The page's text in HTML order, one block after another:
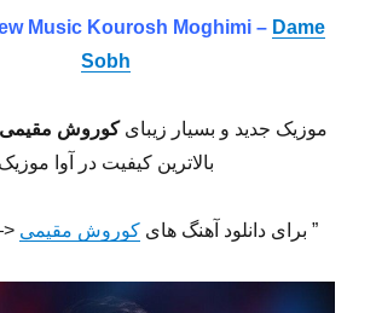
Music Kourosh Moghimi – Dame
Sobh
موزیک جدید و بسیار زیبایکوروش مقیمی
بالاترین کیفیت در آوا موزیک
” برای دانلود آهنگ هایکوروش مقیمی